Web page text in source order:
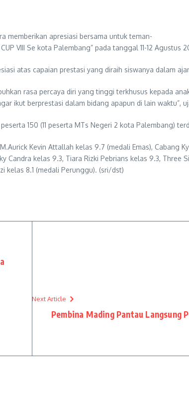
memberikan apresiasi bersama untuk teman-
VIII Se kota Palembang” pada tanggal 11-12 Agustus
atas capaian prestasi yang diraih siswanya dalam
rasa percaya diri yang tinggi terkhusus kepada
ikut berprestasi dalam bidang apapun di lain waktu”,
150 (11 peserta MTs Negeri 2 kota Palembang)
Kevin Attallah kelas 9.7 (medali Emas), Cabang
Candra kelas 9.3, Tiara Rizki Pebrians kelas 9.3, Three
kelas 8.1 (medali Perunggu). (sri/dst)
Next Article
Pembina Mading Pantau Langsung